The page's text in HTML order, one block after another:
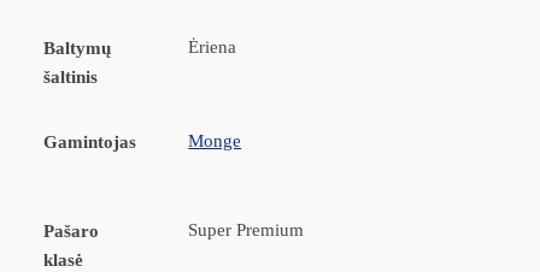
Baltymų
šaltinis
Ėriena
Gamintojas Monge
Pašaro
klasė
Super Premium